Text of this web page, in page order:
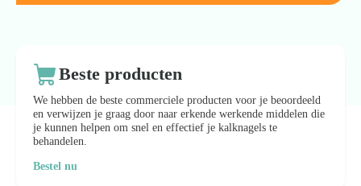
Beste producten
We hebben de beste commerciele producten voor je beoordeeld
en verwijzen je graag door naar erkende werkende middelen die
je kunnen helpen om snel en effectief je kalknagels te
behandelen.
Bestel nu